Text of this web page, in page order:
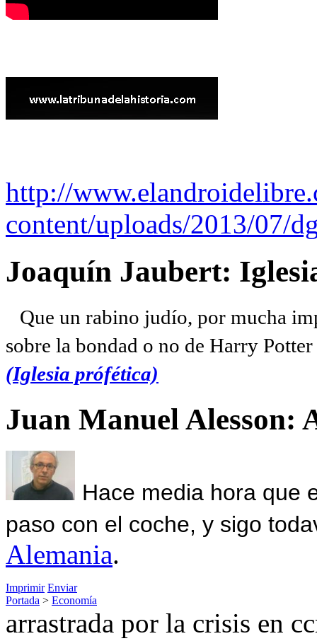
http://
content/uploads/2013/07/
Joaquín Jaubert:
Que un rabino judío, por mucha
sobre la bondad o no de Harry
(Iglesia prófética)
Juan Manuel Alesson:
Hace media hora que
paso con el coche, y sigo
Alemania.
Imprimir Enviar
Portada > Economía
arrastrada por la crisis en